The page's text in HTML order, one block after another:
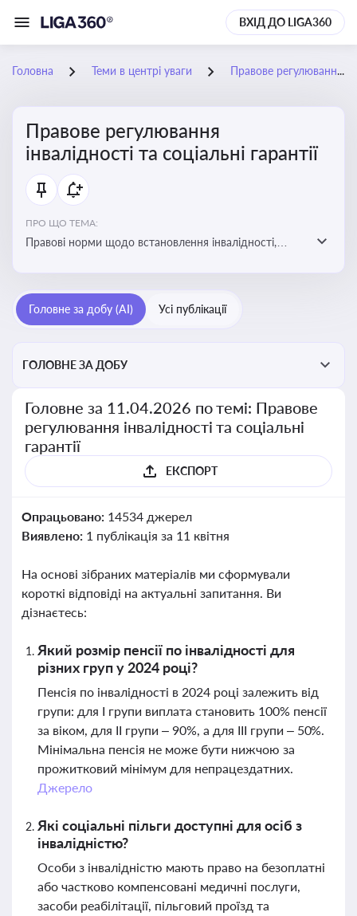
ВХІД ДО LIGA360
Головна Теми в центрі уваги Правове регулювання інвалідності та соціальні гарантії
Правове регулювання
інвалідності та соціальні гарантії
ПРО ЩО ТЕМА:
Правові норми щодо встановлення інвалідності,
Головне за добу (AI) Усі публікації
ГОЛОВНЕ ЗА ДОБУ
Головне за 11.04.2026 по темі: Правове
регулювання інвалідності та соціальні
гарантії
ЕКСПОРТ
Опрацьовано: 14534 джерел
Виявлено: 1 публікація за 11 квітня
На основі зібраних матеріалів ми сформували
короткі відповіді на актуальні запитання. Ви
дізнаєтесь:
Який розмір пенсії по інвалідності для
різних груп у 2024 році?
Пенсія по інвалідності в 2024 році залежить від
групи: для І групи виплата становить 100% пенсії
за віком, для ІІ групи – 90%, а для ІІІ групи – 50%.
Мінімальна пенсія не може бути нижчою за
прожитковий мінімум для непрацездатних.
Джерело
Які соціальні пільги доступні для осіб з
інвалідністю?
Особи з інвалідністю мають право на безоплатні
або частково компенсовані медичні послуги,
засоби реабілітації, пільговий проїзд та